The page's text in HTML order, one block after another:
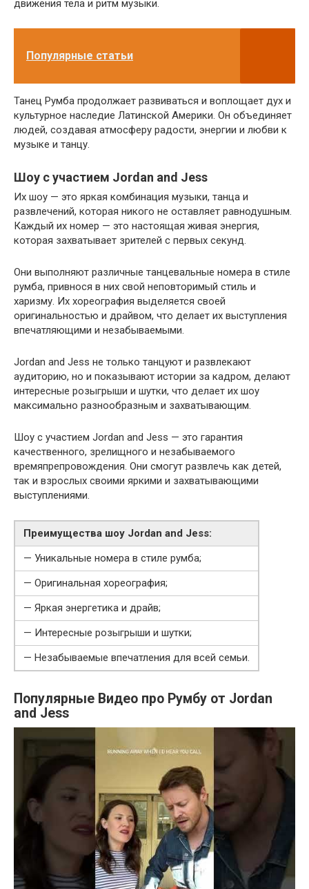
движения тела и ритм музыки.
Популярные статьи
Танец Румба продолжает развиваться и воплощает дух и
культурное наследие Латинской Америки. Он объединяет
людей, создавая атмосферу радости, энергии и любви к
музыке и танцу.
Шоу с участием Jordan and Jess
Их шоу — это яркая комбинация музыки, танца и
развлечений, которая никого не оставляет равнодушным.
Каждый их номер — это настоящая живая энергия,
которая захватывает зрителей с первых секунд.
Они выполняют различные танцевальные номера в стиле
румба, привнося в них свой неповторимый стиль и
харизму. Их хореография выделяется своей
оригинальностью и драйвом, что делает их выступления
впечатляющими и незабываемыми.
Jordan and Jess не только танцуют и развлекают
аудиторию, но и показывают истории за кадром, делают
интересные розыгрыши и шутки, что делает их шоу
максимально разнообразным и захватывающим.
Шоу с участием Jordan and Jess — это гарантия
качественного, зрелищного и незабываемого
времяпрепровождения. Они смогут развлечь как детей,
так и взрослых своими яркими и захватывающими
выступлениями.
Преимущества шоу Jordan and Jess:
— Уникальные номера в стиле румба;
— Оригинальная хореография;
— Яркая энергетика и драйв;
— Интересные розыгрыши и шутки;
— Незабываемые впечатления для всей семьи.
Популярные Видео про Румбу от Jordan
and Jess